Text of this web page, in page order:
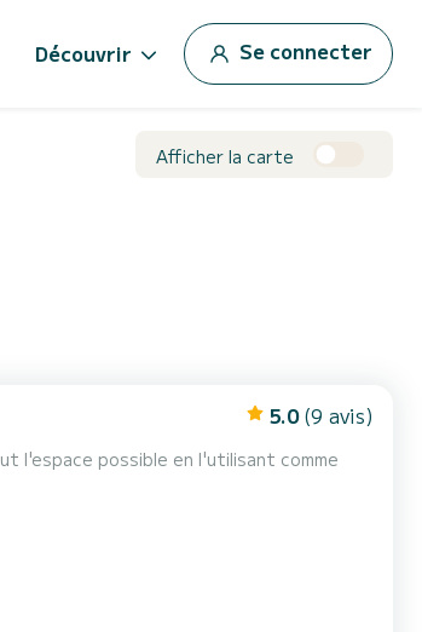
Découvrir Se connecter
Afficher la carte
5.0 (9 avis)
l'espace possible en l'utilisant comme